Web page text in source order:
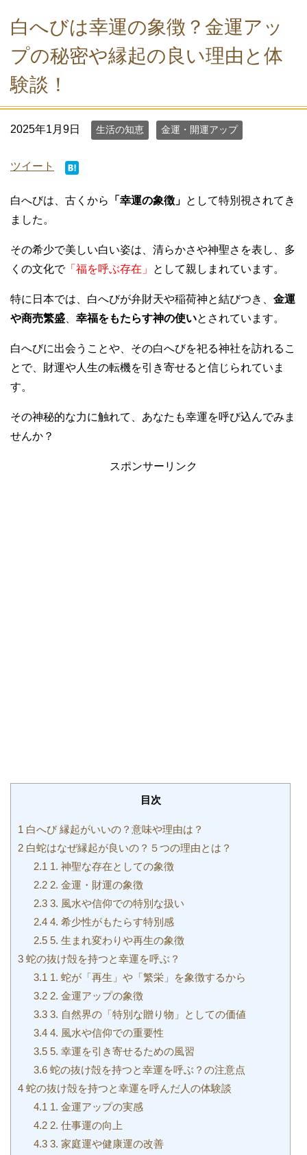
白へびは幸運の象徴？金運アッ
プの秘密や縁起の良い理由と体
験談！
2025年1月9日 生活の知恵 金運・開運アップ
ツイート
白へびは、古くから 「幸運の象徴」 として特別視されてき
ました。
その希少で美しい白い姿は、清らかさや神聖さを表し、多
くの文化で「福を呼ぶ存在」 として親しまれています。
特に日本では、白へびが弁財天や稲荷神と結びつき、 金運
や商売繁盛、 幸福をもたらす神の使いとされています。
白へびに出会うことや、その白へびを祀る神社を訪れるこ
とで、財運や人生の転機を引き寄せると信じられていま
す。
その神秘的な力に触れて、あなたも幸運を呼び込んでみま
せんか？
スポンサーリンク
目次
1 白へび 縁起がいいの？意味や理由は？
2 白蛇はなぜ縁起が良いの？５つの理由とは？
2.1 1. 神聖な存在としての象徴
2.22. 金運・財運の象徴
2.33. 風水や信仰での特別な扱い
2.44. 希少性がもたらす特別感
2.55. 生まれ変わりや再生の象徴
3 蛇の抜け殻を持つと幸運を呼ぶ？
3.1 1. 蛇が「再生」や「繁栄」を象徴するから
3.22. 金運アップの象徴
3.33. 自然界の「特別な贈り物」としての価値
3.44. 風水や信仰での重要性
3.55. 幸運を引き寄せるための風習
3.6蛇の抜け殻を持つと幸運を呼ぶ？の注意点
4 蛇の抜け殻を持つと幸運を呼んだ人の体験談
4.1 1. 金運アップの実感
4.22. 仕事運の向上
4.33. 家庭運や健康運の改善